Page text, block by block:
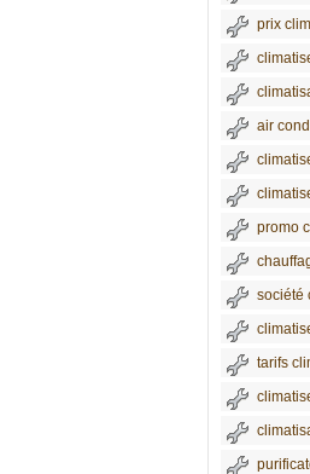
prix
air
promo
société
tarifs